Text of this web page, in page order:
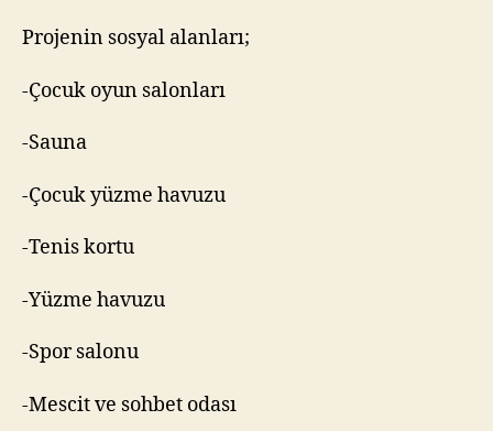
Projenin sosyal alanları;
-Çocuk oyun salonları
-Sauna
-Çocuk yüzme havuzu
-Tenis kortu
-Yüzme havuzu
-Spor salonu
-Mescit ve sohbet odası